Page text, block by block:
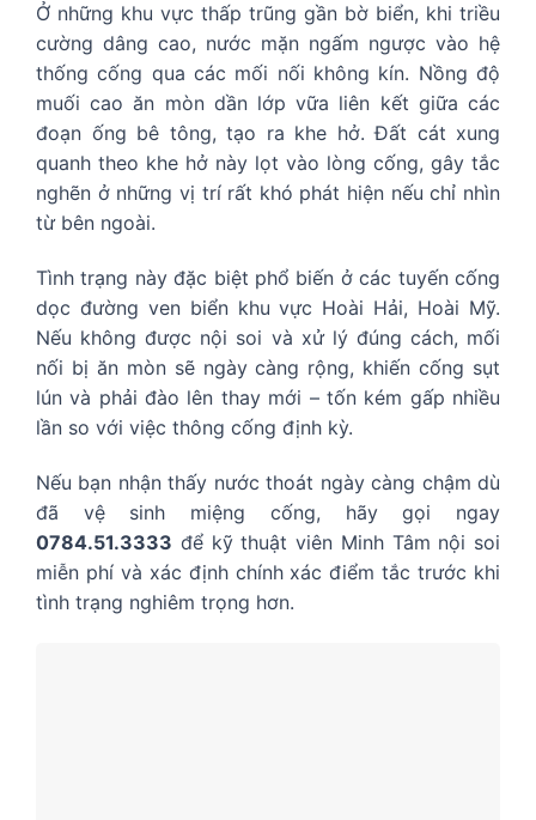
Ở những khu vực thấp trũng gần bờ biển, khi triều
cường dâng cao, nước mặn ngấm ngược vào hệ
thống cống qua các mối nối không kín. Nồng độ
muối cao ăn mòn dần lớp vữa liên kết giữa các
đoạn ống bê tông, tạo ra khe hở. Đất cát xung
quanh theo khe hở này lọt vào lòng cống, gây tắc
nghẽn ở những vị trí rất khó phát hiện nếu chỉ nhìn
từ bên ngoài.
Tình trạng này đặc biệt phổ biến ở các tuyến cống
dọc đường ven biển khu vực Hoài Hải, Hoài Mỹ.
Nếu không được nội soi và xử lý đúng cách, mối
nối bị ăn mòn sẽ ngày càng rộng, khiến cống sụt
lún và phải đào lên thay mới – tốn kém gấp nhiều
lần so với việc thông cống định kỳ.
Nếu bạn nhận thấy nước thoát ngày càng chậm dù
đã vệ sinh miệng cống, hãy gọi ngay
0784.51.3333 để kỹ thuật viên Minh Tâm nội soi
miễn phí và xác định chính xác điểm tắc trước khi
tình trạng nghiêm trọng hơn.